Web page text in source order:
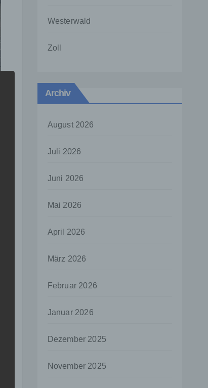
Westerwald
Zoll
Archiv
August 2026
Juli 2026
Juni 2026
Mai 2026
April 2026
März 2026
Februar 2026
Januar 2026
Dezember 2025
November 2025